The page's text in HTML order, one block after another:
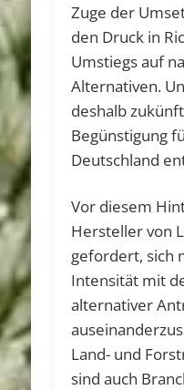
Zuge der
den Druck in
Umstiegs auf
Alternativen.
deshalb
Begünstigung
Deutschland
Vor diesem
Hersteller von
gefordert, sich
Intensität mit
alternativer
Land- und
sind auch